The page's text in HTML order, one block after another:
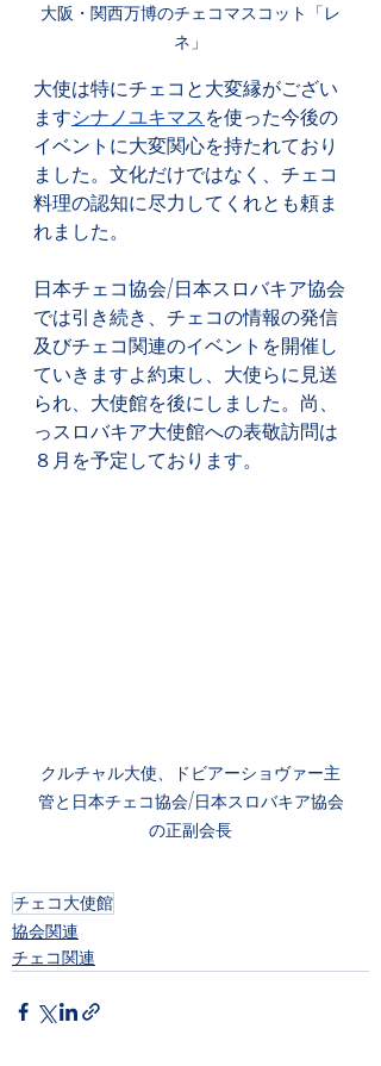
大阪・関西万博のチェコマスコット「レ
ネ」
大使は特にチェコと大変縁がござい
ますシナノユキマスを使った今後の
イベントに大変関心を持たれており
ました。文化だけではなく、チェコ
料理の認知に尽力してくれとも頼ま
れました。
日本チェコ協会/日本スロバキア協会
では引き続き、チェコの情報の発信
及びチェコ関連のイベントを開催し
ていきますよ約束し、大使らに見送
られ、大使館を後にしました。尚、
っスロバキア大使館への表敬訪問は
８月を予定しております。
クルチャル大使、ドビアーショヴァー主
管と日本チェコ協会/日本スロバキア協会
の正副会長
チェコ大使館
協会関連
チェコ関連